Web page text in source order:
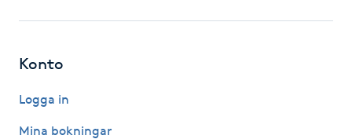
Hyaluronsyra
Konto
Logga in
Mina bokningar